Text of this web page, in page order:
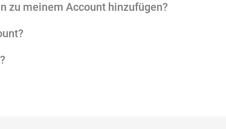
zu meinem Account hinzufügen?